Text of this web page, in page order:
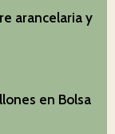
arancelaria y
en Bolsa